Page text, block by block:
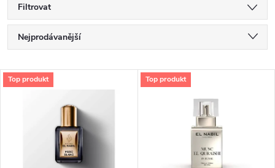
Filtrovat
Ř
a
Nejprodávanější
Nejdražší
V
Top produkt Top produkt